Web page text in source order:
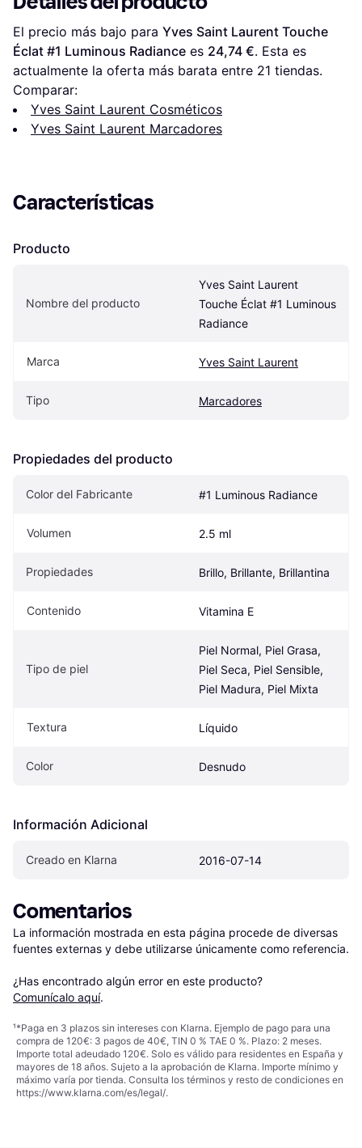
El precio más bajo para Yves Saint Laurent Touche
Éclat #1 Luminous Radiance es 24,74 €. Esta es
actualmente la oferta más barata entre 21 tiendas.
Comparar:
Yves Saint Laurent Cosméticos
Yves Saint Laurent Marcadores
Características
Producto
Nombre del producto
Yves Saint Laurent
Touche Éclat #1 Luminous
Radiance
Marca Yves Saint Laurent
Tipo Marcadores
Propiedades del producto
Color del Fabricante #1 Luminous Radiance
Volumen 2.5 ml
Propiedades Brillo, Brillante, Brillantina
Contenido Vitamina E
Tipo de piel
Piel Normal, Piel Grasa,
Piel Seca, Piel Sensible,
Piel Madura, Piel Mixta
Textura Líquido
Color Desnudo
Información Adicional
Creado en Klarna 2016-07-14
Comentarios
La información mostrada en esta página procede de diversas
fuentes externas y debe utilizarse únicamente como referencia.
¿Has encontrado algún error en este producto?
Comunícalo aquí.
¹*Paga en 3 plazos sin intereses con Klarna. Ejemplo de pago para una
compra de 120€: 3 pagos de 40€, TIN 0 % TAE 0 %. Plazo: 2 meses.
Importe total adeudado 120€. Solo es válido para residentes en España y
mayores de 18 años. Sujeto a la aprobación de Klarna. Importe mínimo y
máximo varía por tienda. Consulta los términos y resto de condiciones en
https://www.klarna.com/es/legal/.